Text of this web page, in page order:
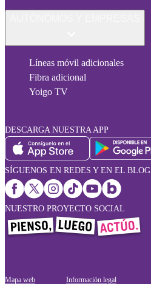
Líneas móvil adicionales
Fibra adicional
Yoigo TV
DESCARGA NUESTRA APP
SÍGUENOS EN REDES Y EN EL BLOG
NUESTRO PROYECTO SOCIAL
Mapa web Información legal